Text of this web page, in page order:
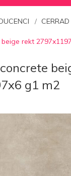
CERRAD
rekt
g1 m2